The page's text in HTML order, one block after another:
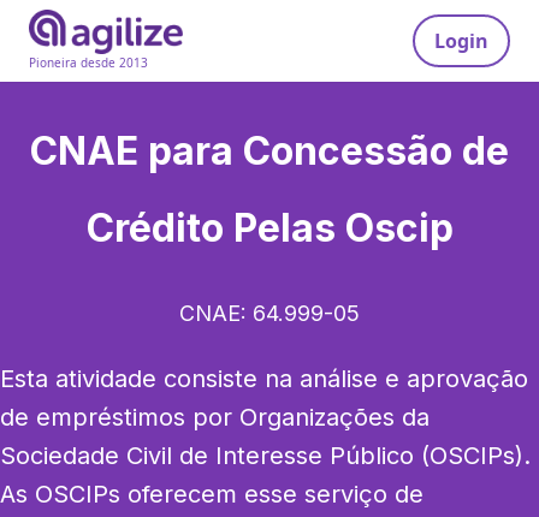
Pioneira desde 2013
Login
CNAE para Concessão de
Crédito Pelas Oscip
CNAE: 64.999-05
Esta atividade consiste na análise e aprovação
de empréstimos por Organizações da
Sociedade Civil de Interesse Público (OSCIPs).
As OSCIPs oferecem esse serviço de